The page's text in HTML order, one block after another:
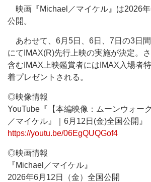
映画『Michael／マイケル』は2026
公開。
あわせて、6月5日、6日、7日の3日
にてIMAX(R)先行上映の実施が決定。
含むIMAX上映鑑賞者にはIMAX入場者
着プレゼントされる。
◎映像情報
YouTube『【本編映像：ムーンウォー
／マイケル』｜6月12日(金)全国公開』
https://youtu.be/06EgQUQGof4
◎映画情報
『Michael／マイケル』
2026年6月12日（金）全国公開